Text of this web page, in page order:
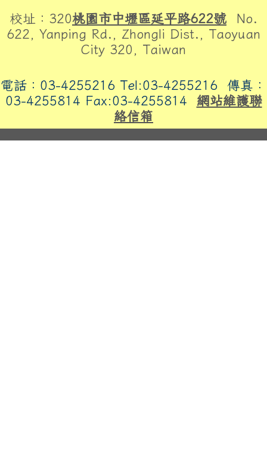
校址：320桃園市中壢區延平路622號 No.
622, Yanping Rd., Zhongli Dist., Taoyuan
City 320, Taiwan
電話：03-4255216 Tel:03-4255216 傳真：
03-4255814 Fax:03-4255814 網站維護聯
絡信箱